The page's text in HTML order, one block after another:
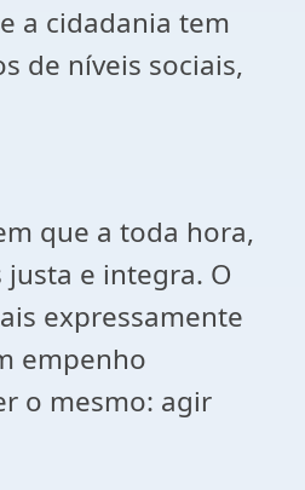
a cidadania tem
de níveis sociais,
que a toda hora,
e integra. O
expressamente
empenho
o mesmo: agir